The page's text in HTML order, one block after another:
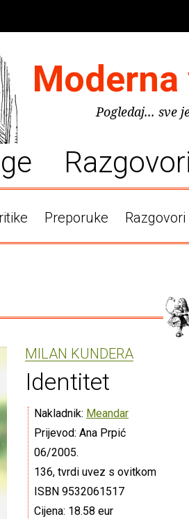
Pogledaj... sve
Razgovori
Preporuke Razgovori
MILAN KUNDERA
Identitet
Nakladnik: Meandar
Prijevod: Ana Prpić
06/2005.
136, tvrdi uvez s ovitkom
ISBN 9532061517
Cijena: 18.58 eur